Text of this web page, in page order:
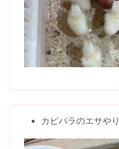
カピバラのエサやり